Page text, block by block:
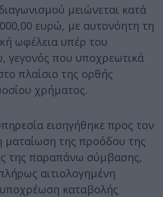
μειώνεται κατά
ευρώ, με αυτονόητη τη
ωφέλεια υπέρ του
γεγονός που υποχρεωτικά
πλαίσιο της ορθής
χρήματος.
εισηγήθηκε προς τον
ματαίωση της προόδου της
της παραπάνω σύμβασης,
αιτιολογημένη
καταβολής